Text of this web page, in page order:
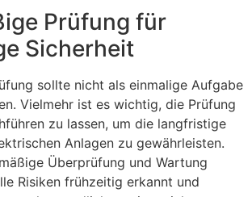
Prüfung für
Sicherheit
sollte nicht als einmalige Aufgabe
Vielmehr ist es wichtig, die Prüfung
zu lassen, um die langfristige
Anlagen zu gewährleisten.
Überprüfung und Wartung
Risiken frühzeitig erkannt und